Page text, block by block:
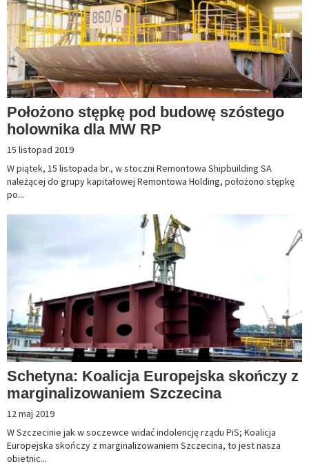
Położono stępkę pod budowę szóstego
holownika dla MW RP
15 listopad 2019
W piątek, 15 listopada br., w stoczni Remontowa Shipbuilding SA
należącej do grupy kapitałowej Remontowa Holding, położono stępkę
po...
Schetyna: Koalicja Europejska skończy z
marginalizowaniem Szczecina
12 maj 2019
W Szczecinie jak w soczewce widać indolencję rządu PiS; Koalicja
Europejska skończy z marginalizowaniem Szczecina, to jest nasza
obietnic...